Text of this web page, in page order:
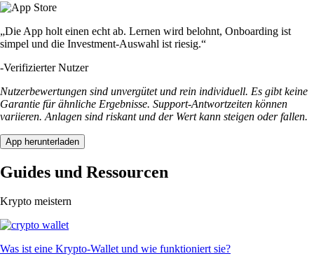
„Die App holt einen echt ab. Lernen wird belohnt, Onboarding ist
simpel und die Investment-Auswahl ist riesig.“
-Verifizierter Nutzer
Nutzerbewertungen sind unvergütet und rein individuell. Es gibt keine
Garantie für ähnliche Ergebnisse. Support-Antwortzeiten können
variieren. Anlagen sind riskant und der Wert kann steigen oder fallen.
App herunterladen
Guides und Ressourcen
Krypto meistern
Was ist eine Krypto-Wallet und wie funktioniert sie?